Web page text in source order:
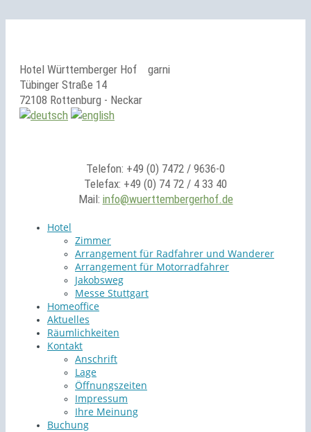
Hotel Württemberger Hof
garni
Tübinger Straße 14
72108 Rottenburg - Neckar
Telefon: +49 (0) 7472 / 9636-0
Telefax: +49 (0) 74 72 / 4 33 40
Mail: info@wuerttembergerhof.de
Hotel
Zimmer
Arrangement für Radfahrer und Wanderer
Arrangement für Motorradfahrer
Jakobsweg
Messe Stuttgart
Homeoffice
Aktuelles
Räumlichkeiten
Kontakt
Anschrift
Lage
Öffnungszeiten
Impressum
Ihre Meinung
Buchung